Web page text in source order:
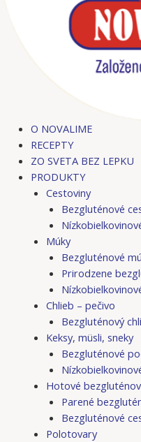
O NOVALIME
RECEPTY
ZO SVETA BEZ LEPKU
PRODUKTY
Cestoviny
Bezgluténové
Múky
Bezgluténové
Prirodzene
Chlieb – pečivo
Bezgluténový
Keksy, müsli, sneky
Bezgluténové
Hotové
Parené
Bezgluténové
Polotovary